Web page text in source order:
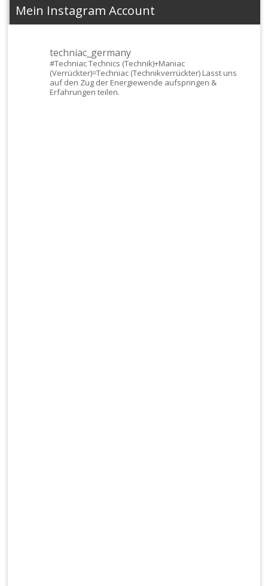
Mein Instagram Account
techniac_germany
#TechniacTechnics (Technik)+Maniac
(Verrückter)=Techniac (Technikverrückter) Lasst uns
auf den Zug der Energiewende aufspringen &
Erfahrungen teilen.